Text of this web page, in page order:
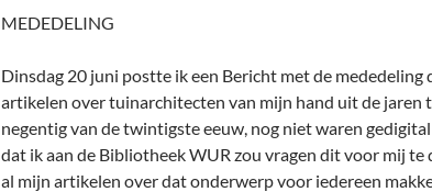
MEDEDELING
Dinsdag 20 juni postte ik een Bericht met de mededeling
artikelen over tuinarchitecten van mijn hand uit de jaren
negentig van de twintigste eeuw, nog niet waren
dat ik aan de Bibliotheek WUR zou vragen dit voor mij te
al mijn artikelen over dat onderwerp voor iedereen